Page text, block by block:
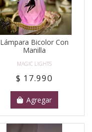
Lámpara Bicolor Con
Manilla
MAGIC LIGHTS
$ 17.990
Agregar